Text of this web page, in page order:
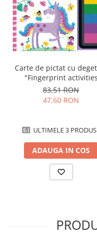
Carte de pictat cu
"Fingerprint activities
Unicorns and Fairies",
Usborne
83,51 RON
47,60 RON
ULTIMELE 3
ADAUGA IN COS